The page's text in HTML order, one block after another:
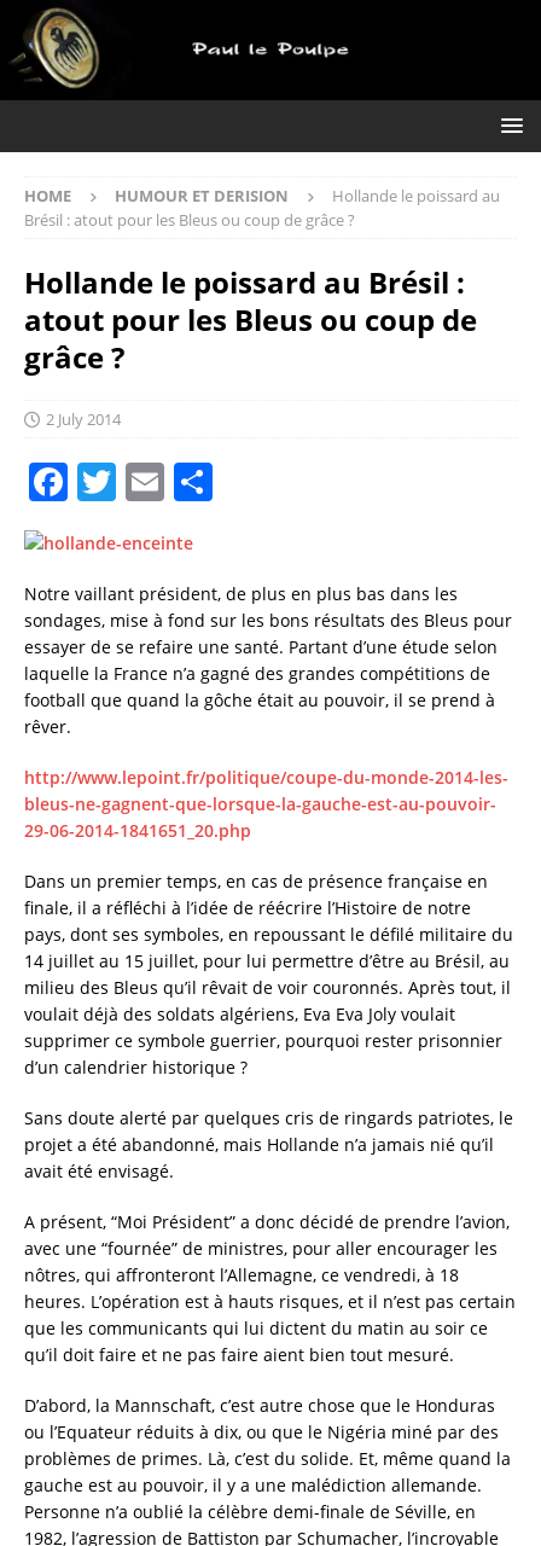
HOME HUMOUR ET DERISION
Hollande le poissard au
Brésil : atout pour les Bleus ou coup de grâce ?
Hollande le poissard au Brésil :
atout pour les Bleus ou coup de
grâce ?
2 July 2014
F
c
e
b
o
o
T
it
te
r
E
ai
l re
Notre vaillant président, de plus en plus bas dans les
sondages, mise à fond sur les bons résultats des Bleus pour
essayer de se refaire une santé. Partant d’une étude selon
laquelle la France n’a gagné des grandes compétitions de
football que quand la gôche était au pouvoir, il se prend à
rêver.
http://www.lepoint.fr/politique/coupe-du-monde-2014-les-
bleus-ne-gagnent-que-lorsque-la-gauche-est-au-pouvoir-
29-06-2014-1841651_20.php
Dans un premier temps, en cas de présence française en
finale, il a réfléchi à l’idée de réécrire l’Histoire de notre
pays, dont ses symboles, en repoussant le défilé militaire du
14 juillet au 15 juillet, pour lui permettre d’être au Brésil, au
milieu des Bleus qu’il rêvait de voir couronnés. Après tout, il
voulait déjà des soldats algériens, Eva Eva Joly voulait
supprimer ce symbole guerrier, pourquoi rester prisonnier
d’un calendrier historique ?
Sans doute alerté par quelques cris de ringards patriotes, le
projet a été abandonné, mais Hollande n’a jamais nié qu’il
avait été envisagé.
A présent, “Moi Président” a donc décidé de prendre l’avion,
avec une “fournée” de ministres, pour aller encourager les
nôtres, qui affronteront l’Allemagne, ce vendredi, à 18
heures. L’opération est à hauts risques, et il n’est pas certain
que les communicants qui lui dictent du matin au soir ce
qu’il doit faire et ne pas faire aient bien tout mesuré.
D’abord, la Mannschaft, c’est autre chose que le Honduras
ou l’Equateur réduits à dix, ou que le Nigéria miné par des
problèmes de primes. Là, c’est du solide. Et, même quand la
gauche est au pouvoir, il y a une malédiction allemande.
Personne n’a oublié la célèbre demi-finale de Séville, en
1982, l’agression de Battiston par Schumacher, l’incroyable